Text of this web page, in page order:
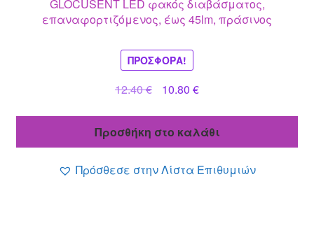
GLOCUSENT LED φακός διαβάσματος,
επαναφορτιζόμενος, έως 45lm, πράσινος
ΠΡΟΣΦΟΡΆ!
12.40€
Original
12.40 €.
10.80 €Η
είναι:
Προσθήκη στο καλάθι
Πρόσθεσε στην Λίστα Επιθυμιών